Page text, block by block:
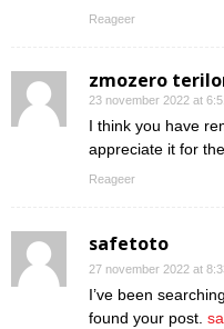
Reageer
zmozero
23 november 2022 at
I think you have
appreciate it for
Reageer
safetoto
27 november 2022 at
I’ve been
found your post.